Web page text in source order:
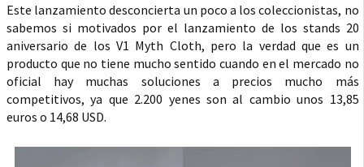
Este lanzamiento desconcierta un poco a los coleccionistas, no
sabemos si motivados por el lanzamiento de los stands 20
aniversario de los V1 Myth Cloth, pero la verdad que es un
producto que no tiene mucho sentido cuando en el mercado no
oficial hay muchas soluciones a precios mucho más
competitivos, ya que 2.200 yenes son al cambio unos 13,85
euros o 14,68 USD.